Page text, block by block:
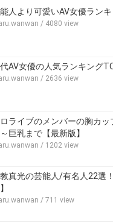
人より可愛いAV女優ランキ
/ 4080 view
AV女優の人気ランキング
/ 2636 view
ライブのメンバーの胸カ
巨乳まで【最新版】
/ 1202 view
真光の芸能人/有名人22選
/ 711 view